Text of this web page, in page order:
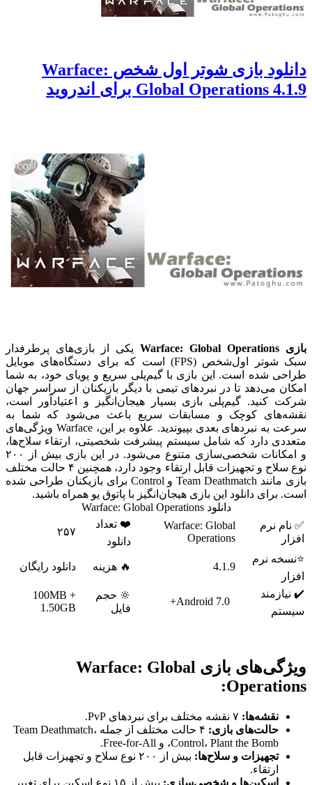
دانلود بازی شوتر اول شخص Warface:
Global Operations 4.1.9 برای اندروید
بازی Warface: Global Operations
یکی از بازی‌های پرطرفدار
سبک شوتر اول‌شخص (FPS) است که برای دستگاه‌های موبایل
طراحی شده است. این بازی با گیم‌پلی سریع و پویای خود، به شما
امکان می‌دهد تا در نبردهای تیمی با دیگر بازیکنان از سراسر جهان
شرکت کنید. گیم‌پلی بازی بسیار هیجان‌انگیز و اعتیادآور است،
نقشه‌های کوچک و مسابقات سریع باعث می‌شود که شما به
سرعت به نبردهای بعدی بپیوندید. علاوه بر این، Warface ویژگی‌های
متعددی دارد که شامل سیستم پیشرفت شخصیتی، ارتقاء سلاح‌ها،
و امکانات شخصی‌سازی متنوع می‌شود. در این بازی بیش از ۲۰۰
نوع سلاح و تجهیزات قابل ارتقاء وجود دارد، همچنین ۴ حالت مختلف
بازی مانند Team Deathmatch و Control برای بازیکنان طراحی شده
است​. برای دانلود این بازی هیجان‌انگیز با پاتوق یو همراه باشید.
دانلود Warface: Global Operations
✅ نام نرم
افزار
Warface: Global
Operations
❤️ تعداد
دانلود
۲۵۷
⭐نسخه نرم
افزار
4.1.9 🔥 هزینه دانلود رایگان
✔️ نیازمند
سیستم
Android 7.0+
🔆 حجم
فایل
100MB +
1.50GB
ویژگی‌های بازی Warface: Global
Operations:
نقشه‌ها:
حالت‌های بازی:
۴ حالت مختلف از جمله Team Deathmatch،
Control، Plant the Bomb، و Free-for-All.
تجهیزات و سلاح‌ها:
بیش از ۲۰۰ نوع سلاح و تجهیزات قابل
ارتقاء.